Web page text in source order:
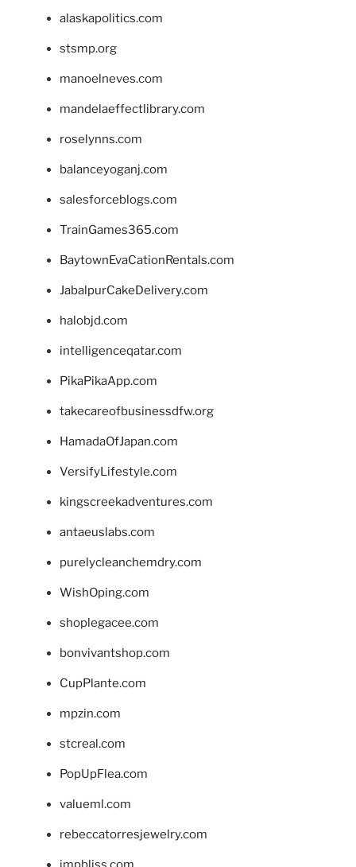
alaskapolitics.com
stsmp.org
manoelneves.com
mandelaeffectlibrary.com
roselynns.com
balanceyoganj.com
salesforceblogs.com
TrainGames365.com
BaytownEvaCationRentals.com
JabalpurCakeDelivery.com
halobjd.com
intelligenceqatar.com
PikaPikaApp.com
takecareofbusinessdfw.org
HamadaOfJapan.com
VersifyLifestyle.com
kingscreekadventures.com
antaeuslabs.com
purelycleanchemdry.com
WishOping.com
shoplegacee.com
bonvivantshop.com
CupPlante.com
mpzin.com
stcreal.com
PopUpFlea.com
valueml.com
rebeccatorresjewelry.com